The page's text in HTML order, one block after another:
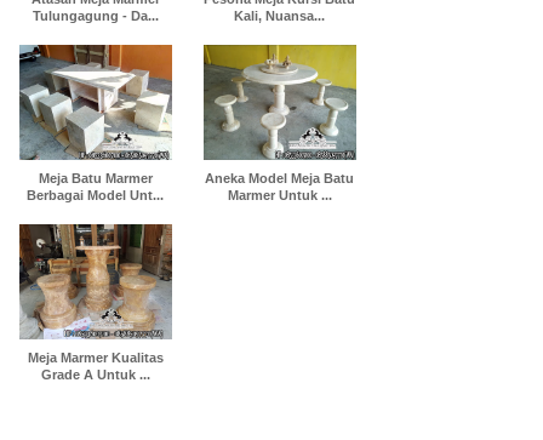
Tulungagung - Da...
Kali, Nuansa...
Meja Batu Marmer
Berbagai Model Unt...
Aneka Model Meja Batu
Marmer Untuk ...
Meja Marmer Kualitas
Grade A Untuk ...